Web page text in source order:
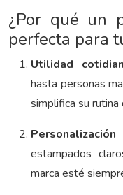
¿Por qué un
perfecta para
Utilidad
hasta personas
simplifica su rutina
Personalización
estampados
marca esté